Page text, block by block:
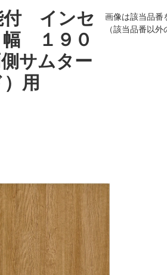
付 インセ
１９０
サムター
用
画像は該当品番
（該当品番以